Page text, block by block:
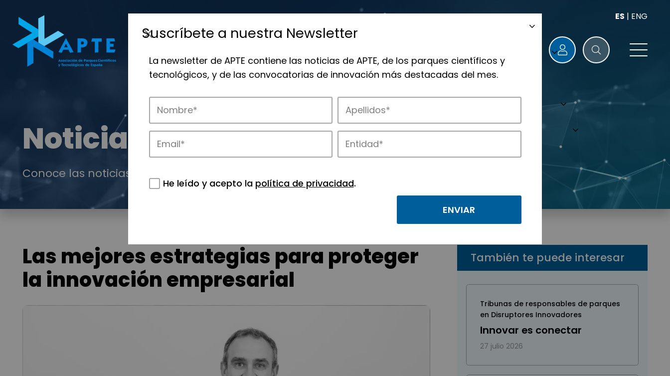
ES | ENG
Noticias
Conoce las noticias más destacadas de APTE y sus parques científicos y tecnológicos.
Las mejores estrategias para proteger
la innovación empresarial
También te puede interesar
Tribunas de responsables de parques
en Disruptores Innovadores
Innovar es conectar
27 julio 2026
Suscríbete a nuestra Newsletter
La newsletter de APTE contiene las noticias de APTE, de los parques científicos y
tecnológicos, y de las convocatorias de innovación más destacadas del mes.
He leído y acepto la política de privacidad.